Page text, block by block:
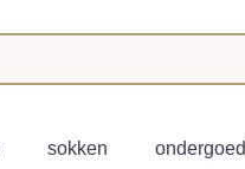
sokken ondergoed